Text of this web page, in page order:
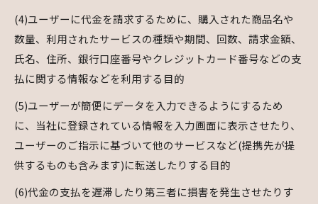
(4)ユーザーに代金を請求するために、購入された商品名や
数量、利用されたサービスの種類や期間、回数、請求金額、
氏名、住所、銀行口座番号やクレジットカード番号などの支
払に関する情報などを利用する目的
(5)ユーザーが簡便にデータを入力できるようにするため
に、当社に登録されている情報を入力画面に表示させたり、
ユーザーのご指示に基づいて他のサービスなど(提携先が提
供するものも含みます)に転送したりする目的
(6)代金の支払を遅滞したり第三者に損害を発生させたりす